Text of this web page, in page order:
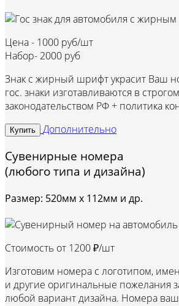
Цена - 1000 руб/шт
Набор- 2000 руб
Знак с жирный шрифт украсит Ваш
гос. знаки изготавливаются в
законодательством РФ + политика
Купить Дополнительно
Сувенирные номера
(любого типа и дизайна)
Размер: 520мм х 112мм и др.
Стоимость от 1200 ₽/шт
Изготовим номера с логотипом,
и другие оригинальные пожелания
любой вариант дизайна. Номера